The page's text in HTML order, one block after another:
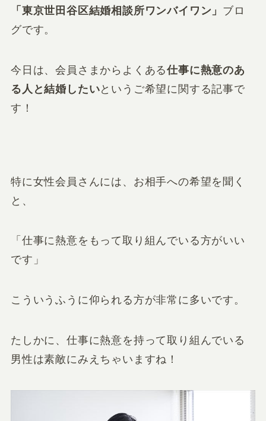
「 東京世田谷区結婚相談所ワンバイワン 」 ブロ
グです。
今日は、会員さまからよくある仕事に熱意のあ
る人と結婚したいというご希望に関する記事で
す！
特に女性会員さんには、お相手への希望を聞く
と、
「仕事に熱意をもって取り組んでいる方がいい
です」
こういうふうに仰られる方が非常に多いです。
たしかに、仕事に熱意を持って取り組んでいる
男性は素敵にみえちゃいますね！